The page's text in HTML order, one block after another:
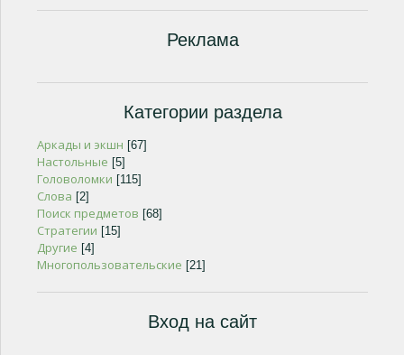
Реклама
Категории раздела
Аркады и экшн [67]
Настольные [5]
Головоломки [115]
Слова [2]
Поиск предметов [68]
Стратегии [15]
Другие [4]
Многопользовательские [21]
Вход на сайт